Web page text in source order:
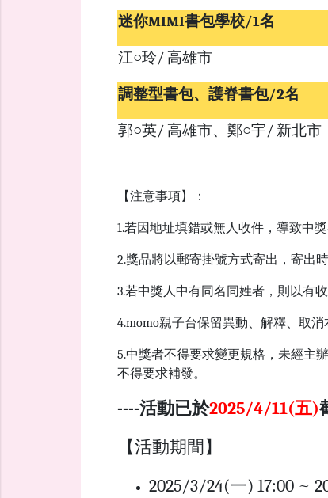
迷你MIMI書包學校/1名
江○玲/ 高雄市
調整型書包、護脊書包/2名
郭○英/ 高雄市、鄭○宇/ 新北市
【注意事項】：
1.若因地址填錯或無人收件，導致中
2.獎品將以郵寄掛號方式寄出，寄出
3.若中獎人中有同名同姓者，則以有
4.momo親子台保留異動、解釋、取消
5.中獎者不得要求變更規格，未經主
不得要求補發。
----活動已於2025/4/11(五)
【活動期間】
2025/3/24(一) 17:00 ~